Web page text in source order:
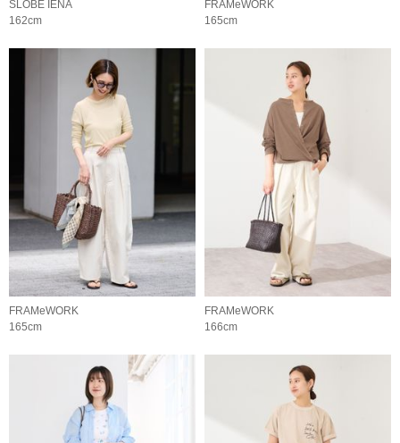
SLOBE IENA
162cm
FRAMeWORK
165cm
FRAMeWORK
165cm
FRAMeWORK
166cm